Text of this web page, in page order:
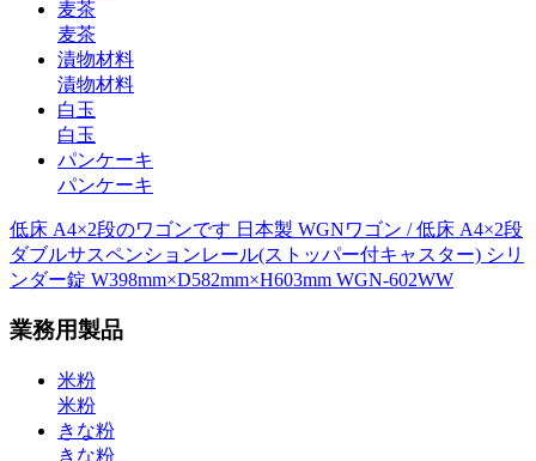
麦茶
麦茶
漬物材料
漬物材料
白玉
白玉
パンケーキ
パンケーキ
低床 A4×2段のワゴンです 日本製 WGNワゴン / 低床 A4×2段
ダブルサスペンションレール(ストッパー付キャスター) シリ
ンダー錠 W398mm×D582mm×H603mm WGN-602WW
業務用製品
米粉
米粉
きな粉
きな粉